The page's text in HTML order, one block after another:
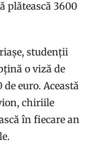
plătească 3600
studenții
o viză de
euro. Această
chiriile
în fiecare an